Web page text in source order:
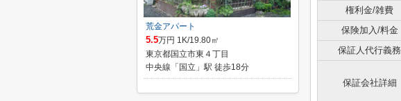
権利金/雑費
保険加入/料金
保証人代行義務
保証会社詳細
荒金アパート
5.5万円 1K/19.80㎡
東京都国立市東４丁目
中央線「国立」駅 徒歩18分